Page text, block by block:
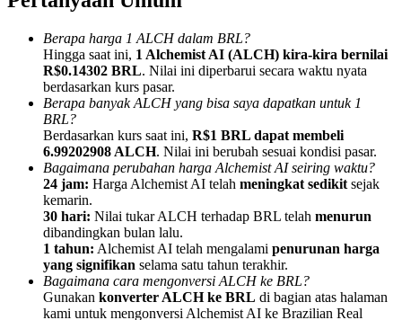
Referensi
Undang teman untuk mendapatkan imbalan tunai
BTC Welcome Rewards
Berapa harga 1 ALCH dalam BRL?
Hingga saat ini, 1 Alchemist AI (ALCH) kira-kira bernilai
R$0.14302 BRL. Nilai ini diperbarui secara waktu nyata
berdasarkan kurs pasar.
Berapa banyak ALCH yang bisa saya dapatkan untuk 1
BRL?
Berdasarkan kurs saat ini, R$1 BRL dapat membeli
6.99202908 ALCH. Nilai ini berubah sesuai kondisi pasar.
Bagaimana perubahan harga Alchemist AI seiring waktu?
24 jam: Harga Alchemist AI telah meningkat sedikit sejak
kemarin.
30 hari: Nilai tukar ALCH terhadap BRL telah menurun
dibandingkan bulan lalu.
1 tahun: Alchemist AI telah mengalami penurunan harga
yang signifikan selama satu tahun terakhir.
Bagaimana cara mengonversi ALCH ke BRL?
Gunakan konverter ALCH ke BRL di bagian atas halaman
kami untuk mengonversi Alchemist AI ke Brazilian Real